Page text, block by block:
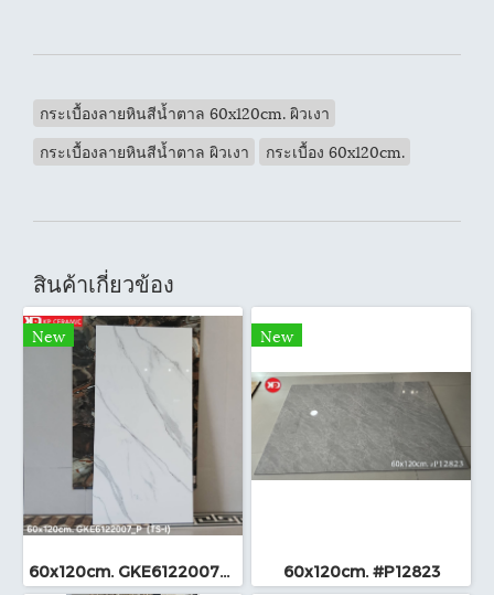
กระเบื้องลายหินสีน้ำตาล 60x120cm. ผิวเงา
กระเบื้องลายหินสีน้ำตาล ผิวเงา
กระเบื้อง 60x120cm.
สินค้าเกี่ยวข้อง
New
60x120cm. GKE6122007_P (TS-I)
New
60x120cm. #P12823